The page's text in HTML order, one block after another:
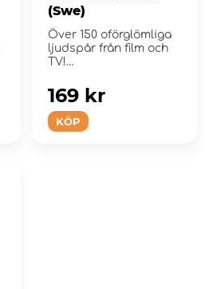
(Swe)
Över 150 oförglömliga
ljudspår från film och
TV!
KÖP
169 kr